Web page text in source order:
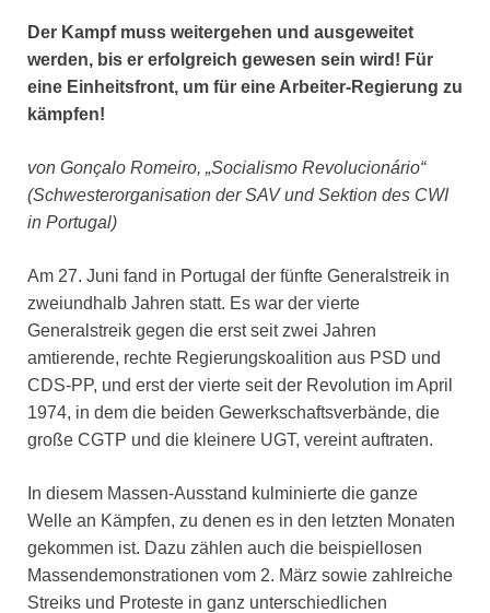
Der Kampf muss weitergehen und ausgeweitet
werden, bis er erfolgreich gewesen sein wird! Für
eine Einheitsfront, um für eine Arbeiter-Regierung zu
kämpfen!
von Gonçalo Romeiro, „Socialismo Revolucionário“
(Schwesterorganisation der SAV und Sektion des CWI
in Portugal)
Am 27. Juni fand in Portugal der fünfte Generalstreik in
zweiundhalb Jahren statt. Es war der vierte
Generalstreik gegen die erst seit zwei Jahren
amtierende, rechte Regierungskoalition aus PSD und
CDS-PP, und erst der vierte seit der Revolution im April
1974, in dem die beiden Gewerkschaftsverbände, die
große CGTP und die kleinere UGT, vereint auftraten.
In diesem Massen-Ausstand kulminierte die ganze
Welle an Kämpfen, zu denen es in den letzten Monaten
gekommen ist. Dazu zählen auch die beispiellosen
Massendemonstrationen vom 2. März sowie zahlreiche
Streiks und Proteste in ganz unterschiedlichen